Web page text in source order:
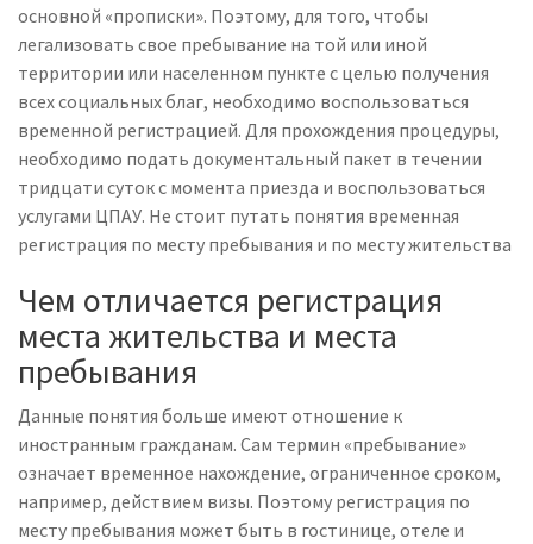
основной «прописки». Поэтому, для того, чтобы
легализовать свое пребывание на той или иной
территории или населенном пункте с целью получения
всех социальных благ, необходимо воспользоваться
временной регистрацией. Для прохождения процедуры,
необходимо подать документальный пакет в течении
тридцати суток с момента приезда и воспользоваться
услугами ЦПАУ. Не стоит путать понятия временная
регистрация по месту пребывания и по месту жительства
Чем отличается регистрация
места жительства и места
пребывания
Данные понятия больше имеют отношение к
иностранным гражданам. Сам термин «пребывание»
означает временное нахождение, ограниченное сроком,
например, действием визы. Поэтому регистрация по
месту пребывания может быть в гостинице, отеле и